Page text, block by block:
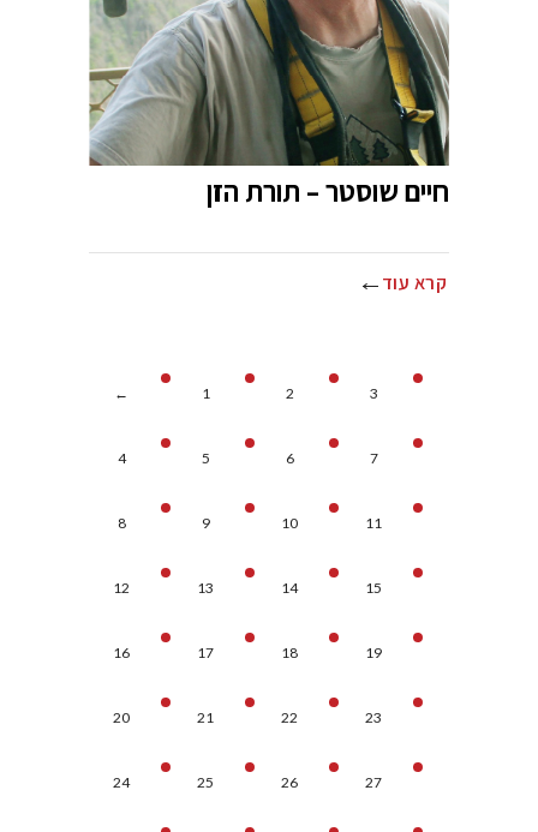
חיים שוסטר – תורת הזן
קרא עוד
← 1 2 3
4 5 6 7
8 9 10 11
12 13 14 15
16 17 18 19
20 21 22 23
24 25 26 27